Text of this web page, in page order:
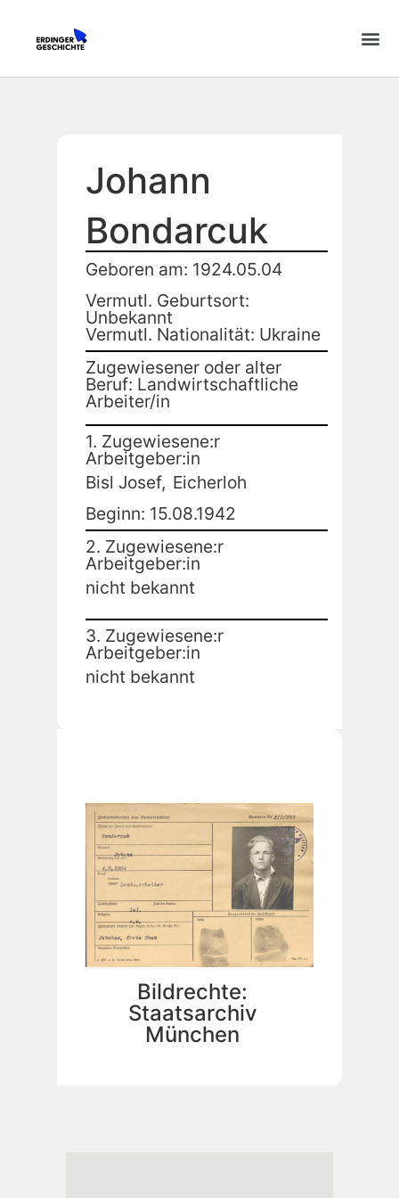
Johann
Bondarcuk
Geboren am: 1924.05.04
Vermutl. Geburtsort:
Unbekannt
Vermutl. Nationalität: Ukraine
Zugewiesener oder alter
Beruf: Landwirtschaftliche
Arbeiter/in
1. Zugewiesene:r
Arbeitgeber:in
Bisl Josef, Eicherloh
Beginn: 15.08.1942
2. Zugewiesene:r
Arbeitgeber:in
nicht bekannt
3. Zugewiesene:r
Arbeitgeber:in
nicht bekannt
Bildrechte:
Staatsarchiv
München